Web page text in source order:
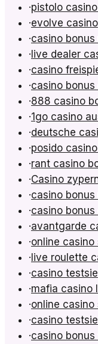
·pistolo
·evolve casino
·casino
·live dealer
·casino
·casino
·888 casino
·1go casino
·deutsche
·posido
·rant casino
·Casino
·casino
·casino
·avantgarde
·online casino
·live roulette
·casino
·mafia casino
·online casino
·casino
·casino